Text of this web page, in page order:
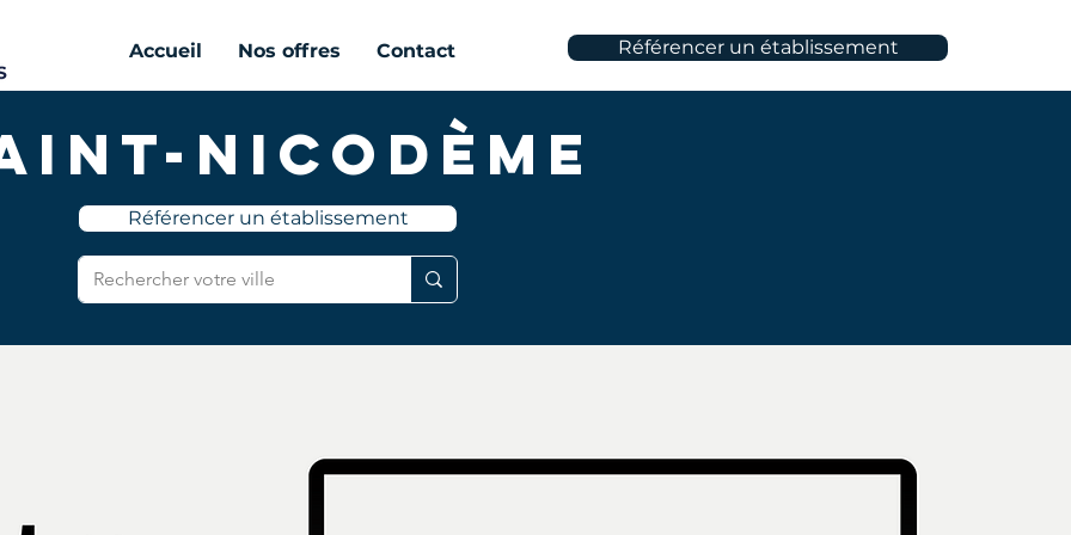
Référencer un établissement
Accueil Nos offres Contact
Nicodème
Référencer un établissement